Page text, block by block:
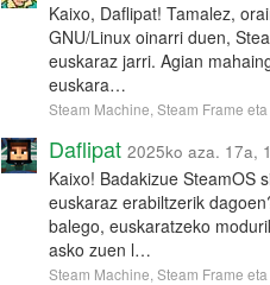
Kaixo, Daflipat! Tamalez,
GNU/Linux oinarri duen,
euskaraz jarri. Agian
euskara…
Steam Machine, Steam Frame
Daflipat 2025ko aza. 17a,
Kaixo! Badakizue SteamOS
euskaraz erabiltzerik
balego, euskaratzeko
asko zuen l…
Steam Machine, Steam Frame